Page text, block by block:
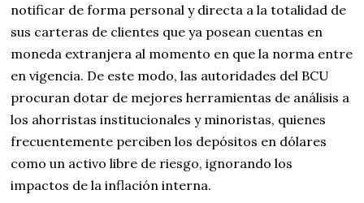
notificar de forma personal y directa a la totalidad de
sus carteras de clientes que ya posean cuentas en
moneda extranjera al momento en que la norma entre
en vigencia. De este modo, las autoridades del BCU
procuran dotar de mejores herramientas de análisis a
los ahorristas institucionales y minoristas, quienes
frecuentemente perciben los depósitos en dólares
como un activo libre de riesgo, ignorando los
impactos de la inflación interna.